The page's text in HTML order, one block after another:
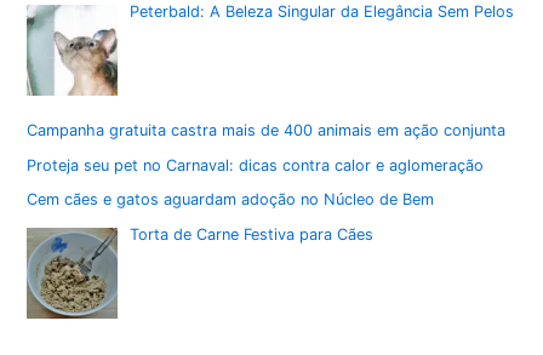
Peterbald: A Beleza Singular da Elegância Sem Pelos
Campanha gratuita castra mais de 400 animais em ação conjunta
Proteja seu pet no Carnaval: dicas contra calor e aglomeração
Cem cães e gatos aguardam adoção no Núcleo de Bem
Torta de Carne Festiva para Cães